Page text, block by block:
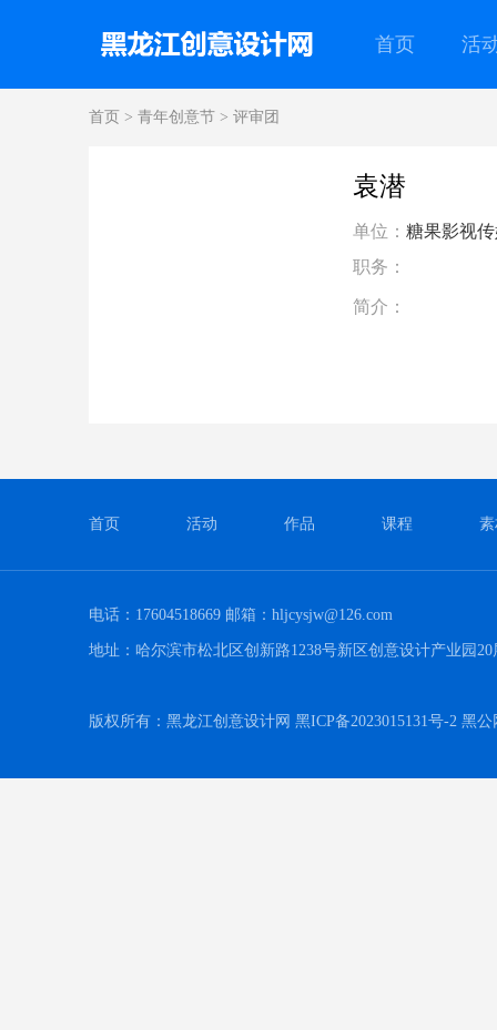
首页 活
首页 > 青年创意节 > 评审团
袁潜
单位： 糖果影视
职务：
简介：
首页 活动 作品 课程
电话：17604518669 邮箱：hljcysjw@126.com
地址：哈尔滨市松北区创新路1238号新区创意设计产业园20
版权所有：黑龙江创意设计网 黑ICP备2023015131号-2 黑公